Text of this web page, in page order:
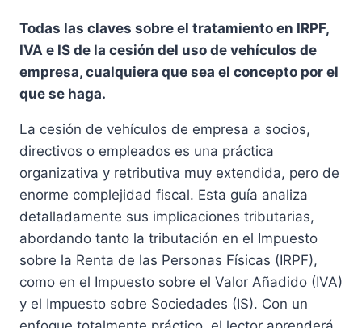
original
era:
20,00 €.
actual
es:
Todas las claves sobre el tratamiento en IRPF,
IVA e IS de la cesión del uso de vehículos de
empresa, cualquiera que sea el concepto por el
que se haga.
La cesión de vehículos de empresa a socios,
directivos o empleados es una práctica
organizativa y retributiva muy extendida, pero de
enorme complejidad fiscal. Esta guía analiza
detalladamente sus implicaciones tributarias,
abordando tanto la tributación en el Impuesto
sobre la Renta de las Personas Físicas (IRPF),
como en el Impuesto sobre el Valor Añadido (IVA)
y el Impuesto sobre Sociedades (IS). Con un